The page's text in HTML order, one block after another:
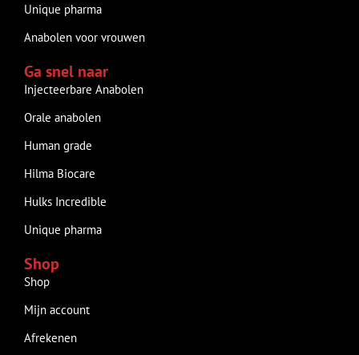
Unique pharma
Anabolen voor vrouwen
Ga snel naar
Injecteerbare Anabolen
Orale anabolen
Human grade
Hilma Biocare
Hulks Incredible
Unique pharma
Shop
Shop
Mijn account
Afrekenen